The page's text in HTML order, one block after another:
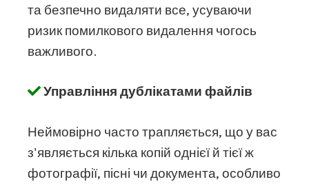
та безпечно видаляти все, усуваючи
ризик помилкового видалення чогось
важливого.
Управління дублікатами файлів
Неймовірно часто трапляється, що у вас
з'являється кілька копій однієї й тієї ж
фотографії, пісні чи документа, особливо